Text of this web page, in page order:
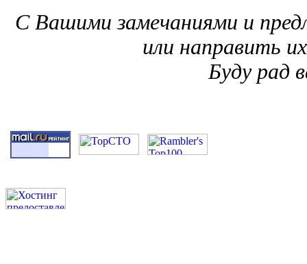
С Вашими замечаниями и
или направить
Буду рад